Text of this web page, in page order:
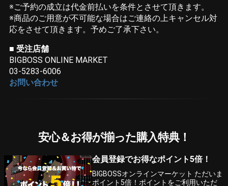
※ご予約の成立は代金前払いを条件とさせて頂きます。
※商品のご用意が不可能な場合はご連絡の上キャンセル対
応をさせて頂きます。予めご了承下さい。
■ 受注店舗
BIGBOSS ONLINE MARKET
03-5283-6006
お問い合わせ
安心＆お得が揃った購入特典！
会員登録でお得なポイント5倍！
BIGBOSSオンラインマーケット ただいま
ポイント5倍！ポイントをご利用いただ